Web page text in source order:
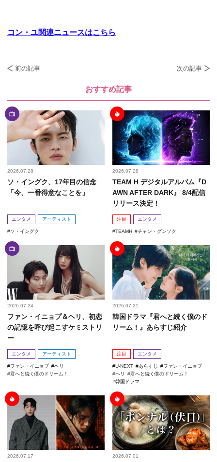
コン・ユ関連ニュースはこちら
前の記事 次の記事
おすすめ記事
2026.07.28
ソ・イングク、17年目の信念
「今、一番得意なことを」
エンタメ アーティスト
ソ・イングク
2026.07.28
TEAM H デジタルアルバム『D
AWN AFTER DARK』 8/4配信
リリース決定！
注目 エンタメ
TEAMH チャン・グンソク
2026.07.24
ファン・イニョプ＆ヘリ、初恋
の記憶を呼び起こすケミストリ
ー
エンタメ アーティスト
ファン・イニョプ
ヘリ
君へと続く僕のドリーム！
2026.07.21
韓国ドラマ『君へと続く僕のド
リーム！』あらすじ紹介
注目 エンタメ
U-NEXT あらすじ
ファン・イニョプ
ヘリ
君へと続く僕のドリーム！
韓国ドラマ
2026.07.17 2026.07.01